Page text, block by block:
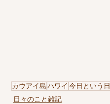
カウアイ島ハワイ 今日という日
日々のこと雑記